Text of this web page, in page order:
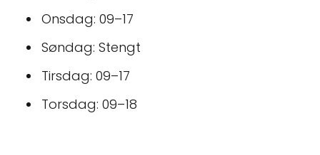
Onsdag: 09–17
Søndag: Stengt
Tirsdag: 09–17
Torsdag: 09–18